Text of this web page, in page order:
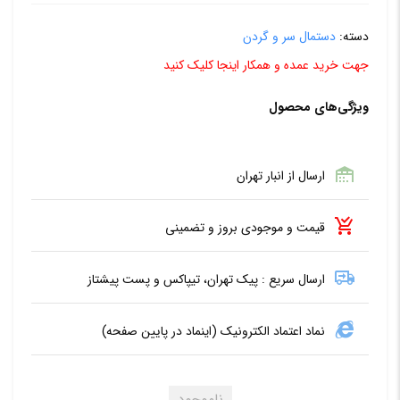
دسته: دستمال سر و گردن
جهت خرید عمده و همکار اینجا کلیک کنید
ویژگی‌های محصول
ارسال از انبار تهران
قیمت و موجودی بروز و تضمینی
ارسال سریع : پیک تهران، تیپاکس و پست پیشتاز
نماد اعتماد الکترونیک (اینماد در پایین صفحه)